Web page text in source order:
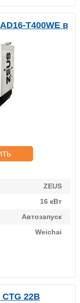
T400WE в
ZEUS
16 кВт
Автозапуск
Weichai
22B